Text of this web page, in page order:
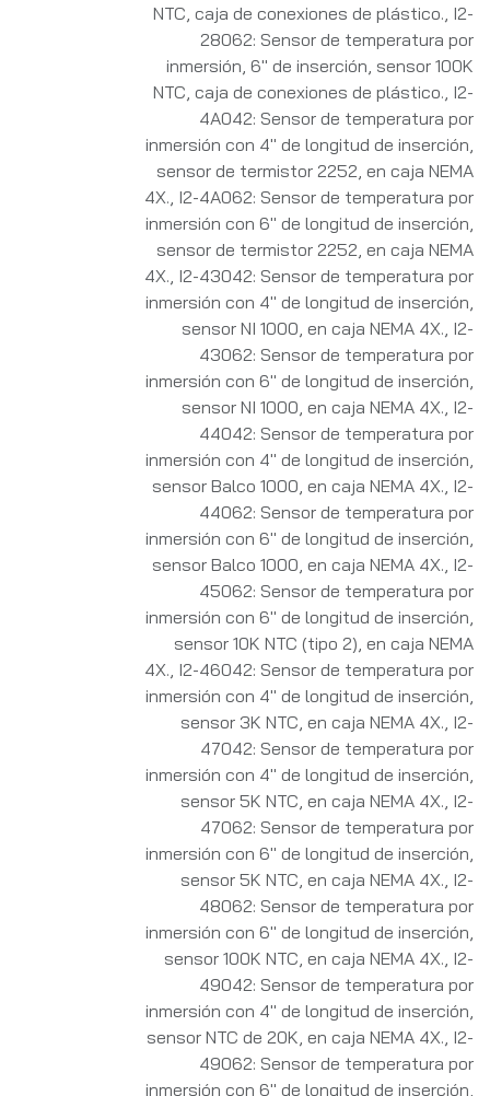
NTC, caja de conexiones de plástico. I2-
28062: Sensor de temperatura por
inmersión, 6" de inserción, sensor 100K
NTC, caja de conexiones de plástico. I2-
4A042: Sensor de temperatura por
inmersión con 4" de longitud de inserción,
sensor de termistor 2252, en caja NEMA
4X. I2-4A062: Sensor de temperatura por
inmersión con 6" de longitud de inserción,
sensor de termistor 2252, en caja NEMA
4X. I2-43042: Sensor de temperatura por
inmersión con 4" de longitud de inserción,
sensor NI 1000, en caja NEMA 4X. I2-
43062: Sensor de temperatura por
inmersión con 6" de longitud de inserción,
sensor NI 1000, en caja NEMA 4X. I2-
44042: Sensor de temperatura por
inmersión con 4" de longitud de inserción,
sensor Balco 1000, en caja NEMA 4X. I2-
44062: Sensor de temperatura por
inmersión con 6" de longitud de inserción,
sensor Balco 1000, en caja NEMA 4X. I2-
45062: Sensor de temperatura por
inmersión con 6" de longitud de inserción,
sensor 10K NTC (tipo 2), en caja NEMA
4X. I2-46042: Sensor de temperatura por
inmersión con 4" de longitud de inserción,
sensor 3K NTC, en caja NEMA 4X. I2-
47042: Sensor de temperatura por
inmersión con 4" de longitud de inserción,
sensor 5K NTC, en caja NEMA 4X. I2-
47062: Sensor de temperatura por
inmersión con 6" de longitud de inserción,
sensor 5K NTC, en caja NEMA 4X. I2-
48062: Sensor de temperatura por
inmersión con 6" de longitud de inserción,
sensor 100K NTC, en caja NEMA 4X. I2-
49042: Sensor de temperatura por
inmersión con 4" de longitud de inserción,
sensor NTC de 20K, en caja NEMA 4X. I2-
49062: Sensor de temperatura por
inmersión con 6" de longitud de inserción,